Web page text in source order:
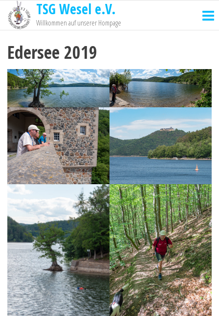
TSG Wesel e.V.
Willkommen auf unserer Hompage
Edersee 2019